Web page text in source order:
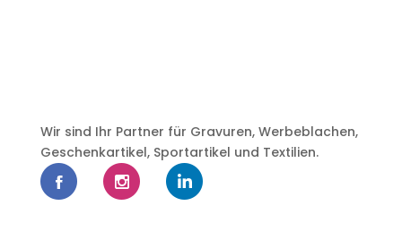
Wir sind Ihr Partner für Gravuren, Werbeblachen,
Geschenkartikel, Sportartikel und Textilien.